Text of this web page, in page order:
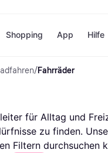
Zahlungsmethoden
Bezahle in 3
Teilzahlungen
Bezahle in bis zu 30
Tagen
Shopping
Shops
Temu
SHEIN
App Hilfe
/Fahrräder
für Alltag und
zu finden.
Filtern durchsuchen